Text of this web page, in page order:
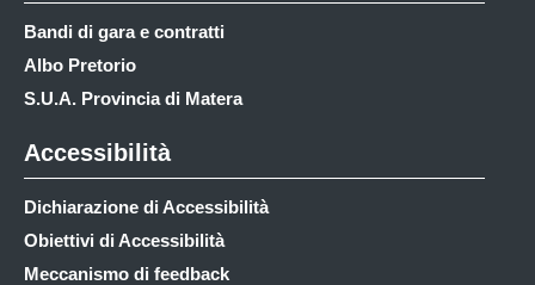
Bandi di gara e contratti
Albo Pretorio
S.U.A. Provincia di Matera
Accessibilità
Dichiarazione di Accessibilità
Obiettivi di Accessibilità
Meccanismo di feedback